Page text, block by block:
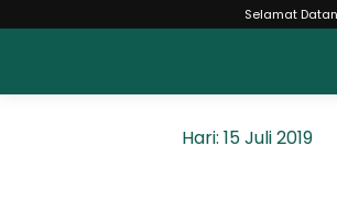
Selamat
Hari: 15 Juli 2019